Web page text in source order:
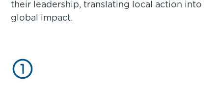
their leadership, translating local action into
global impact.